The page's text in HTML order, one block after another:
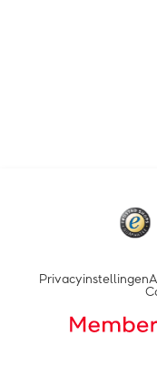
Privacyinstellingen